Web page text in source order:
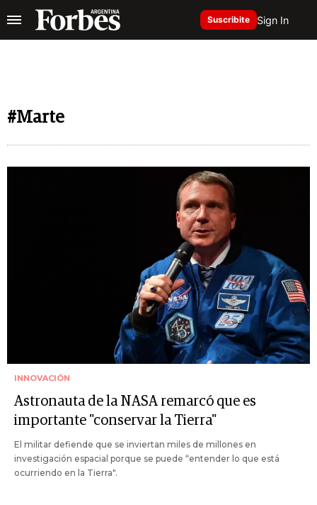
Suscribite Sign In
#Marte
INNOVACIÓN
Astronauta de la NASA remarcó que es
importante "conservar la Tierra"
El militar defiende que se inviertan miles de millones en
investigación espacial porque se puede “entender lo que está
ocurriendo en la Tierra".